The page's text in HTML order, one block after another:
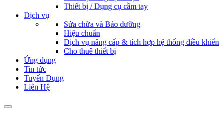
Thiết bị / Dụng cụ cầm tay
Dịch vụ
Sửa chữa và Bảo dưỡng
Hiệu chuẩn
Dịch vụ nâng cấp & tích hợp hệ thống điều khiển
Cho thuê thiết bị
Ứng dụng
Tin tức
Tuyển Dụng
Liên Hệ